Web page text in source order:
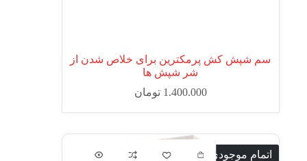
سم شپش کش پرمکترین برای خلاص شدن از
شر شپش ها
1.400.000 تومان
اتمام موجودی